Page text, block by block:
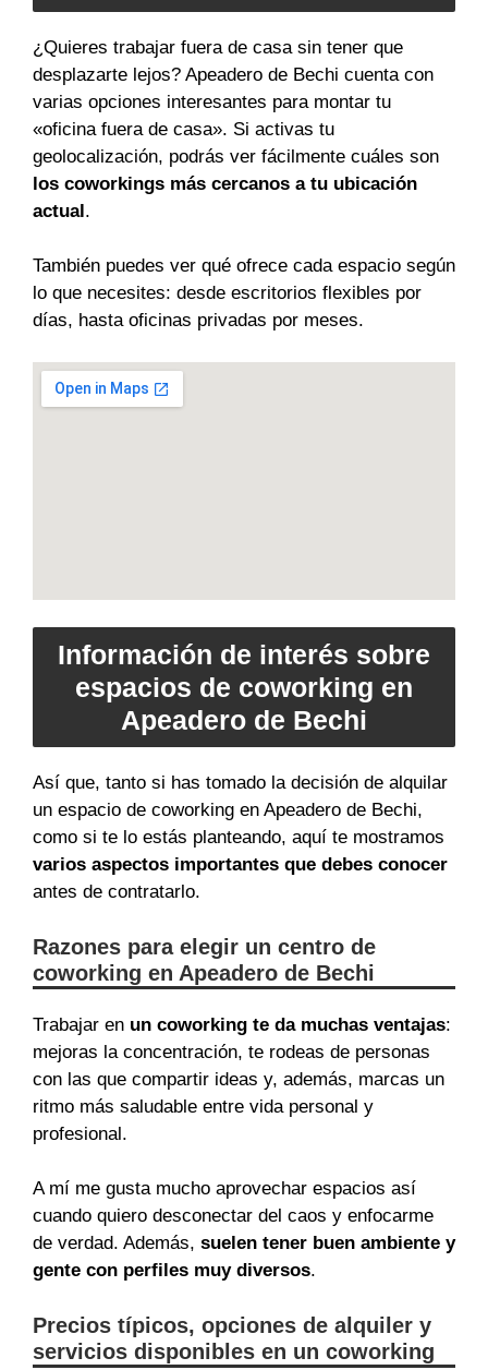
¿Quieres trabajar fuera de casa sin tener que
desplazarte lejos? Apeadero de Bechi cuenta con
varias opciones interesantes para montar tu
«oficina fuera de casa». Si activas tu
geolocalización, podrás ver fácilmente cuáles son
los coworkings más cercanos a tu ubicación
actual.
También puedes ver qué ofrece cada espacio según
lo que necesites: desde escritorios flexibles por
días, hasta oficinas privadas por meses.
Información de interés sobre
espacios de coworking en
Apeadero de Bechi
Así que, tanto si has tomado la decisión de alquilar
un espacio de coworking en Apeadero de Bechi,
como si te lo estás planteando, aquí te mostramos
varios aspectos importantes que debes conocer
antes de contratarlo.
Razones para elegir un centro de
coworking en Apeadero de Bechi
Trabajar en un coworking te da muchas ventajas:
mejoras la concentración, te rodeas de personas
con las que compartir ideas y, además, marcas un
ritmo más saludable entre vida personal y
profesional.
A mí me gusta mucho aprovechar espacios así
cuando quiero desconectar del caos y enfocarme
de verdad. Además, suelen tener buen ambiente y
gente con perfiles muy diversos.
Precios típicos, opciones de alquiler y
servicios disponibles en un coworking